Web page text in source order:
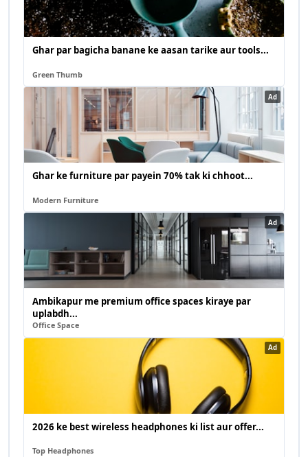
Ghar par bagicha banane ke aasan tarike aur tools...
Green Thumb
Ad
Ghar ke furniture par payein 70% tak ki chhoot...
Modern Furniture
Ad
Ambikapur me premium office spaces kiraye par
uplabdh...
Office Space
Ad
2026 ke best wireless headphones ki list aur offer...
Top Headphones